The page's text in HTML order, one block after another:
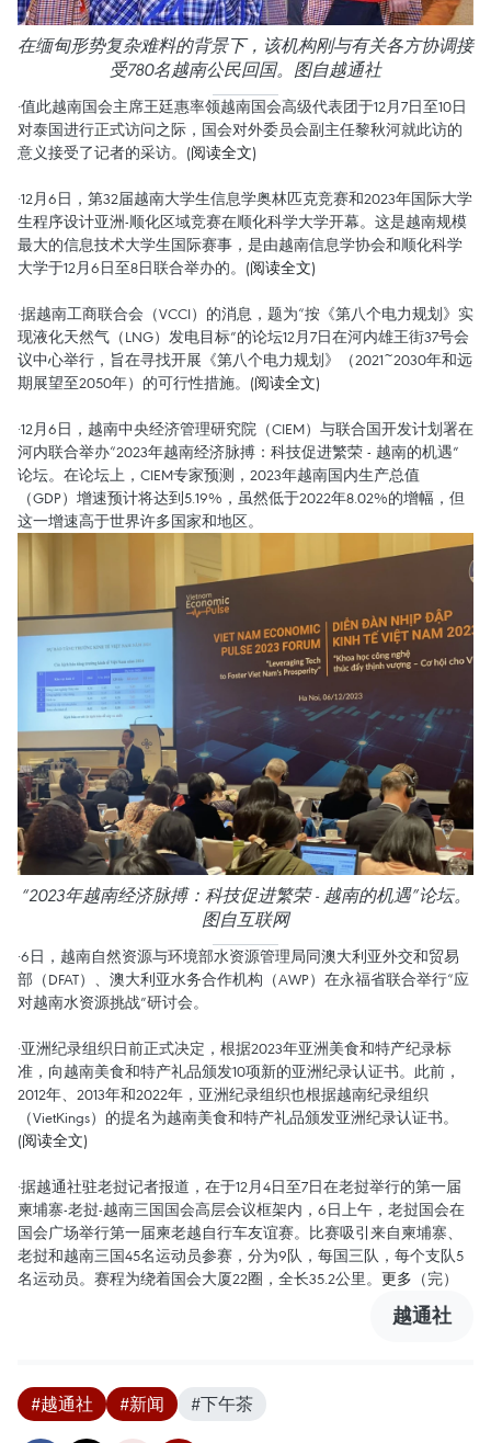
在缅甸形势复杂难料的背景下，该机构刚与有关各方协调接
受780名越南公民回国。图自越通社
·值此越南国会主席王廷惠率领越南国会高级代表团于12月7日至10日
对泰国进行正式访问之际，国会对外委员会副主任黎秋河就此访的
意义接受了记者的采访。 (阅读全文)
·12月6日，第32届越南大学生信息学奥林匹克竞赛和2023年国际大学
生程序设计亚洲-顺化区域竞赛在顺化科学大学开幕。这是越南规模
最大的信息技术大学生国际赛事，是由越南信息学协会和顺化科学
大学于12月6日至8日联合举办的。 (阅读全文)
·据越南工商联合会（VCCI）的消息，题为“按《第八个电力规划》实
现液化天然气（LNG）发电目标”的论坛12月7日在河内雄王街37号会
议中心举行，旨在寻找开展《第八个电力规划》（2021~2030年和远
期展望至2050年）的可行性措施。 (阅读全文)
·12月6日，越南中央经济管理研究院（CIEM）与联合国开发计划署在
河内联合举办“2023年越南经济脉搏：科技促进繁荣 - 越南的机遇”
论坛。在论坛上，CIEM专家预测，2023年越南国内生产总值
（GDP）增速预计将达到5.19%，虽然低于2022年8.02%的增幅，但
这一增速高于世界许多国家和地区。
“2023年越南经济脉搏：科技促进繁荣 - 越南的机遇”论坛。
图自互联网
·6日，越南自然资源与环境部水资源管理局同澳大利亚外交和贸易
部（DFAT）、澳大利亚水务合作机构（AWP）在永福省联合举行“应
对越南水资源挑战”研讨会。
·亚洲纪录组织日前正式决定，根据2023年亚洲美食和特产纪录标
准，向越南美食和特产礼品颁发10项新的亚洲纪录认证书。此前，
2012年、2013年和2022年，亚洲纪录组织也根据越南纪录组织
（VietKings）的提名为越南美食和特产礼品颁发亚洲纪录认证书。
(阅读全文)
·据越通社驻老挝记者报道，在于12月4日至7日在老挝举行的第一届
柬埔寨-老挝-越南三国国会高层会议框架内，6日上午，老挝国会在
国会广场举行第一届柬老越自行车友谊赛。比赛吸引来自柬埔寨、
老挝和越南三国45名运动员参赛，分为9队，每国三队，每个支队5
名运动员。赛程为绕着国会大厦22圈，全长35.2公里。 更多 （完）
越通社
#越通社 #新闻 #下午茶